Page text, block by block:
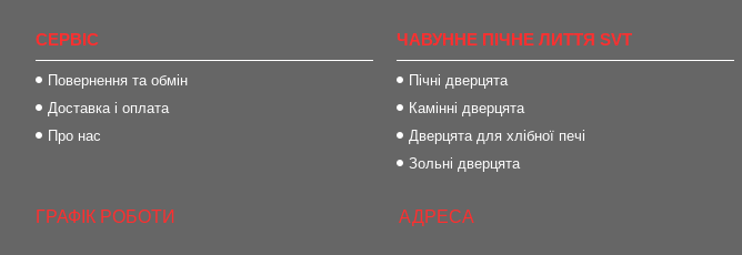
СЕРВІС
Повернення та обмін
Доставка і оплата
Про нас
ЧАВУННЕ ПІЧНЕ ЛИТТЯ SVT
Пічні дверцята
Камінні дверцята
Дверцята для хлібної печі
Зольні дверцята
ГРАФІК РОБОТИ